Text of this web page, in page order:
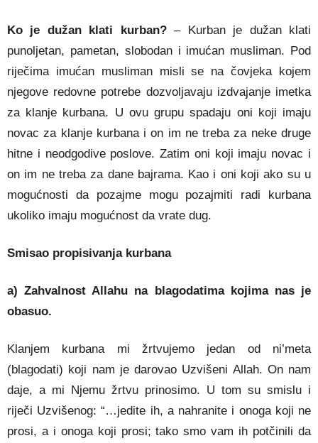
Ko je dužan klati kurban?– Kurban je dužan klati
punoljetan, pametan, slobodan i imućan musliman. Pod
riječima imućan musliman misli se na čovjeka kojem
njegove redovne potrebe dozvoljavaju izdvajanje imetka
za klanje kurbana. U ovu grupu spadaju oni koji imaju
novac za klanje kurbana i on im ne treba za neke druge
hitne i neodgodive poslove. Zatim oni koji imaju novac i
on im ne treba za dane bajrama. Kao i oni koji ako su u
mogućnosti da pozajme mogu pozajmiti radi kurbana
ukoliko imaju mogućnost da vrate dug.
Smisao propisivanja kurbana
a) Zahvalnost Allahu na blagodatima kojima nas je
obasuo.
Klanjem kurbana mi žrtvujemo jedan od ni’meta
(blagodati) koji nam je darovao Uzvišeni Allah. On nam
daje, a mi Njemu žrtvu prinosimo. U tom su smislu i
riječi Uzvišenog: “…jedite ih, a nahranite i onoga koji ne
prosi, a i onoga koji prosi; tako smo vam ih potčinili da